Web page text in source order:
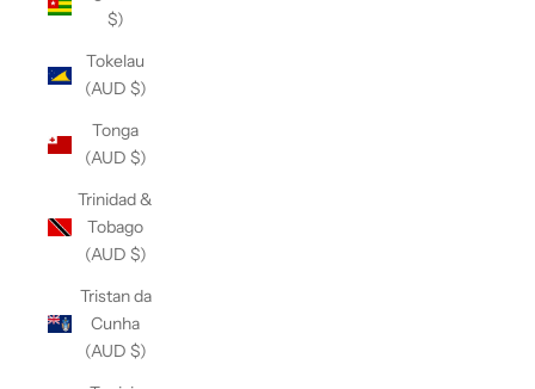
$)
Tokelau
(AUD $)
Tonga
(AUD $)
Trinidad &
Tobago
(AUD $)
Tristan da
Cunha
(AUD $)